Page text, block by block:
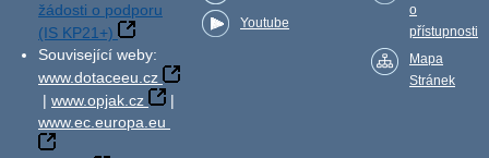
žádosti o podporu
(IS KP21+)
Související weby:
www.dotaceeu.cz
| www.opjak.cz
|
www.ec.europa.eu
Youtube
o
přístupnosti
Mapa
Stránek